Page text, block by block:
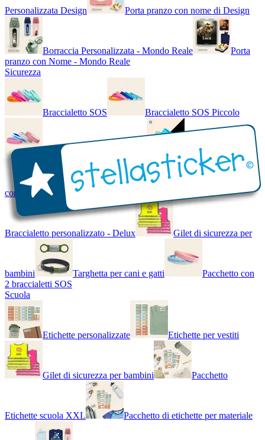
Personalizzata Design Porta pranzo con nome di Design
Borraccia Personalizzata - Mondo Reale
Porta
pranzo con Nome - Mondo Reale
Sicurezza
Braccialetto SOS Braccialetto SOS Piccolo
Braccialetto SOS - Bicolore Braccialetto SOS
con Nome - Luminoso
Braccialetto personalizzato - Delux Gilet di sicurezza per
bambini Targhetta per cani e gatti
Pacchetto con
2 braccialetti SOS
Scuola
Etichette personalizzate Etichette per vestiti
Gilet di sicurezza per bambini Pacchetto
Etichette scuola XXL Pacchetto di etichette per materiale